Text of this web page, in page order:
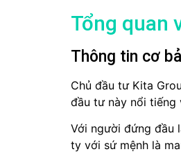
Tổng quan
Thông tin cơ
Chủ đầu tư Kita
đầu tư này nổi tiếng
Với người đứng đầu
ty với sứ mệnh là